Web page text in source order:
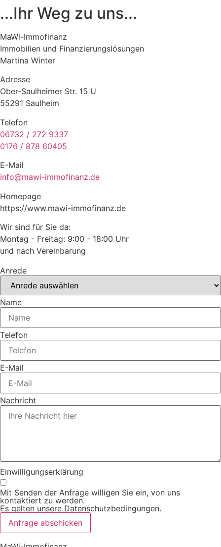
...Ihr Weg zu uns...
MaWi-Immofinanz
Immobilien und Finanzierungslösungen
Martina Winter
Adresse
Ober-Saulheimer Str. 15 U
55291 Saulheim
Telefon
06732 / 272 9337
0176 / 878 60405
E-Mail
info@mawi-immofinanz.de
Homepage
https://www.mawi-immofinanz.de
Wir sind für Sie da:
Montag - Freitag: 9:00 - 18:00 Uhr
und nach Vereinbarung
Anrede
Name
Telefon
E-Mail
Nachricht
Einwilligungserklärung
Mit Senden der Anfrage willigen Sie ein, von uns
kontaktiert zu werden.
Es gelten unsere Datenschutzbedingungen.
Anfrage abschicken